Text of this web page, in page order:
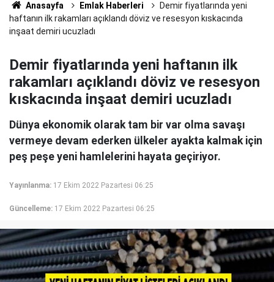
Anasayfa Emlak Haberleri
Demir fiyatlarında yeni
haftanın ilk rakamları açıklandı döviz ve resesyon kıskacında
inşaat demiri ucuzladı
Demir fiyatlarında yeni haftanın ilk
rakamları açıklandı döviz ve resesyon
kıskacında inşaat demiri ucuzladı
Dünya ekonomik olarak tam bir var olma savaşı
vermeye devam ederken ülkeler ayakta kalmak için
peş peşe yeni hamlelerini hayata geçiriyor.
Yayınlanma: 17 Ekim 2022 Pazartesi 06:25
Güncelleme: 17 Ekim 2022 Pazartesi 06:25